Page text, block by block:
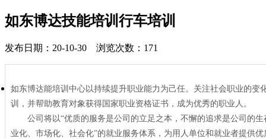
如东博达技能培训行车培训
发布日期：20-10-30 浏览次数：171
如东博达能培训中心以持续提升职业能力为己任。关注社会职业的
训，并帮助教育对象获得国家职业资格证书，成为优秀的职业人。
公司将以“优质的服务是公司的立足之本，不懈的追求是公司的生
业化、市场化、社会化”的就业服务体系，为用人单位和就业者提供优